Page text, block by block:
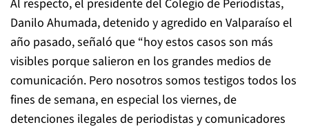
Al respecto, el presidente del Colegio de Periodistas,
Danilo Ahumada, detenido y agredido en Valparaíso el
año pasado, señaló que “hoy estos casos son más
visibles porque salieron en los grandes medios de
comunicación. Pero nosotros somos testigos todos los
fines de semana, en especial los viernes, de
detenciones ilegales de periodistas y comunicadores